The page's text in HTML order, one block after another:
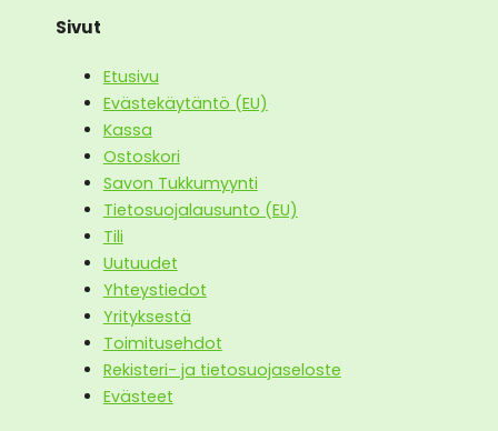
Sivut
Etusivu
Evästekäytäntö (EU)
Kassa
Ostoskori
Savon Tukkumyynti
Tietosuojalausunto (EU)
Tili
Uutuudet
Yhteystiedot
Yrityksestä
Toimitusehdot
Rekisteri- ja tietosuojaseloste
Evästeet